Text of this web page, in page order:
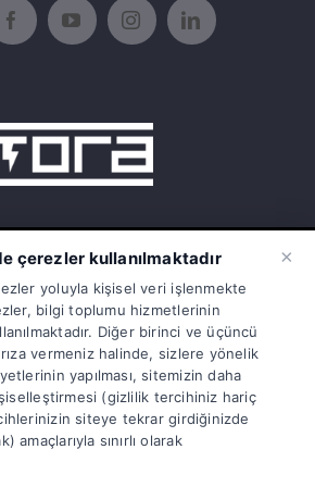
Mah. 1468 Sok. No:5/31
Bağcılar İstanbul Türkiye
info@torasarj.com
0850 808 86 72
×
çerezler kullanılmaktadır
yoluyla kişisel veri işlenmekte
bilgi toplumu hizmetlerinin
Diğer birinci ve üçüncü
vermeniz halinde, sizlere yönelik
yapılması, sitemizin daha
(gizlilik tercihiniz hariç
siteye tekrar girdiğinizde
amaçlarıyla sınırlı olarak